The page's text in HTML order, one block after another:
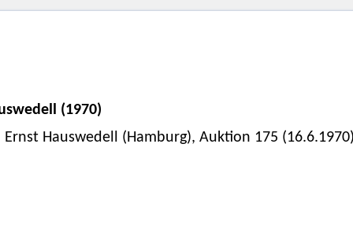
(1970)
Ernst Hauswedell (Hamburg), Auktion 175